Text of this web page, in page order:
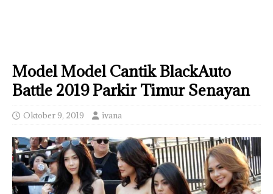
Model Model Cantik BlackAuto
Battle 2019 Parkir Timur Senayan
Oktober 9, 2019 ivana